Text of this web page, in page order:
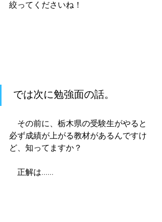
絞ってくださいね！
では次に勉強面の話。
その前に、栃木県の受験生がやると
必ず成績が上がる教材があるんですけ
ど、知ってますか？
正解は......